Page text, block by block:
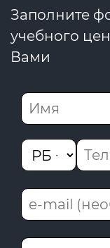
Заполните
учебного
Вами